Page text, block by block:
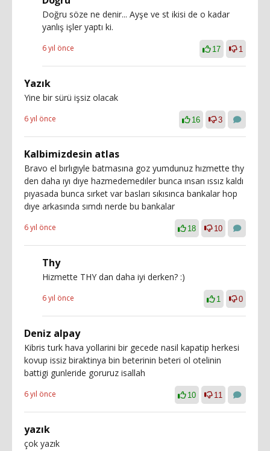
Doğru söze ne denir... Ayşe ve st ikisi de o kadar
yanlış işler yaptı ki.
6 yıl önce 17 1
Yazık
Yine bir sürü işsiz olacak
6 yıl önce 16 3
Kalbimizdesin atlas
Bravo el bırlıgıyle batmasına goz yumdunuz hızmette thy
den daha ıyı dıye hazmedemedıler bunca ınsan ıssız kaldı
pıyasada bunca sırket var basları sıkısınca bankalar hop
dıye arkasında sımdı nerde bu bankalar
6 yıl önce 18 10
Thy
Hizmette THY dan daha iyi derken? :)
6 yıl önce 1 0
Deniz alpay
Kibris turk hava yollarini bir gecede nasil kapatip herkesi
kovup issiz biraktinya bin beterinin beteri ol otelinin
battigi gunleride goruruz isallah
6 yıl önce 10 11
yazık
çok yazık